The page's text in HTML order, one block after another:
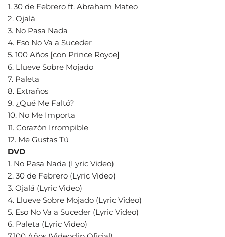
1. 30 de Febrero ft. Abraham Mateo
2. Ojalá
3. No Pasa Nada
4. Eso No Va a Suceder
5. 100 Años [con Prince Royce]
6. Llueve Sobre Mojado
7. Paleta
8. Extraños
9. ¿Qué Me Faltó?
10. No Me Importa
11. Corazón Irrompible
12. Me Gustas Tú
DVD
1. No Pasa Nada (Lyric Video)
2. 30 de Febrero (Lyric Video)
3. Ojalá (Lyric Video)
4. Llueve Sobre Mojado (Lyric Video)
5. Eso No Va a Suceder (Lyric Video)
6. Paleta (Lyric Video)